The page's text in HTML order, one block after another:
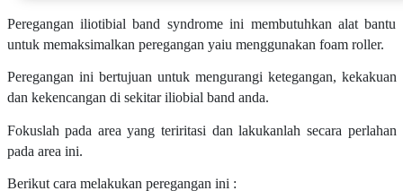
Peregangan iliotibial band syndrome ini membutuhkan alat bantu
untuk memaksimalkan peregangan yaiu menggunakan foam roller.
Peregangan ini bertujuan untuk mengurangi ketegangan, kekakuan
dan kekencangan di sekitar iliobial band anda.
Fokuslah pada area yang teriritasi dan lakukanlah secara perlahan
pada area ini.
Berikut cara melakukan peregangan ini :